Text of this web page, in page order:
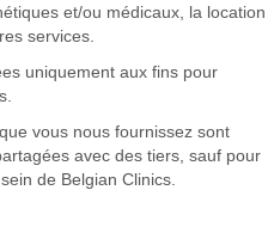
et/ou médicaux, la location
services.
uniquement aux fins pour
vous nous fournissez sont
avec des tiers, sauf pour
de Belgian Clinics.